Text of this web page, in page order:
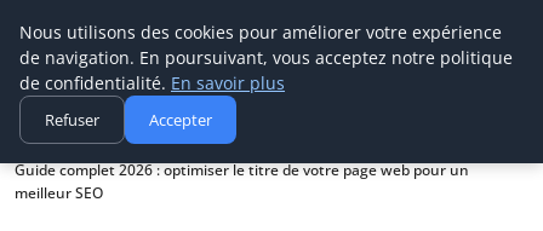
Digitalblitz
Accueil
Techniques SEO
Guide complet 2026 : optimiser le titre de votre page web pour un
meilleur SEO
Nous utilisons des cookies pour améliorer votre expérience
de navigation. En poursuivant, vous acceptez notre politique
de confidentialité. En savoir plus
Refuser Accepter